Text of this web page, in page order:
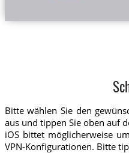
Bitte wählen Sie den
aus und tippen Sie oben auf
iOS bittet möglicherweise
VPN-Konfigurationen. Bitte